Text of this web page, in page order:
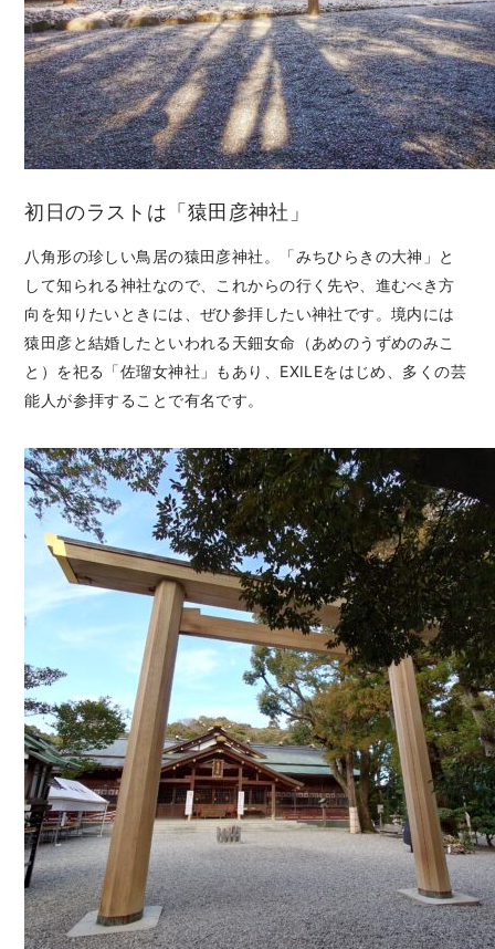
初日のラストは「猿田彦神社」
八角形の珍しい鳥居の猿田彦神社。「みちひらきの大神」と
して知られる神社なので、これからの行く先や、進むべき方
向を知りたいときには、ぜひ参拝したい神社です。境内には
猿田彦と結婚したといわれる天鈿女命（あめのうずめのみこ
と）を祀る「佐瑠女神社」もあり、EXILEをはじめ、多くの芸
能人が参拝することで有名です。